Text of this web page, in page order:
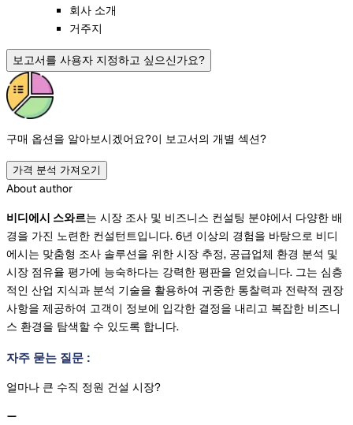
회사 소개
거주지
보고서를 사용자 지정하고 싶으신가요?
구매 옵션을 알아보시겠어요?이 보고서의 개별 섹션?
가격 분석 가져오기
About author
비디에시 스와르는 시장 조사 및 비즈니스 컨설팅 분야에서 다양한 배
경을 가진 노련한 컨설턴트입니다. 6년 이상의 경험을 바탕으로 비디
에시는 맞춤형 조사 솔루션을 위한 시장 추정, 공급업체 환경 분석 및
시장 점유율 평가에 능숙하다는 강력한 평판을 얻었습니다. 그는 심층
적인 산업 지식과 분석 기술을 활용하여 귀중한 통찰력과 전략적 권장
사항을 제공하여 고객이 정보에 입각한 결정을 내리고 복잡한 비즈니
스 환경을 탐색할 수 있도록 합니다.
자주 묻는 질문 :
얼마나 큰 수직 정원 건설 시장?